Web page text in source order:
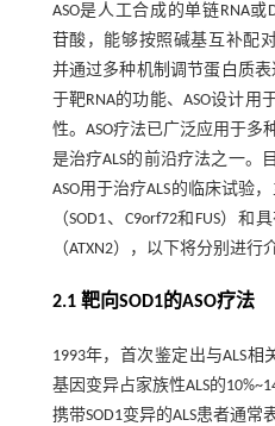
ASO是人工合成的单链RNA
苷酸，能够按照碱基互补配
并通过多种机制调节蛋白质表
于靶RNA的功能、ASO设计
性。ASO疗法已广泛应用于
是治疗ALS的前沿疗法之一。
ASO用于治疗ALS的临床试验
（SOD1、C9orf72和FUS）
（ATXN2），以下将分别进行
2.1 靶向SOD1的ASO疗法
1993年，首次鉴定出与ALS相
基因变异占家族性ALS的
携带SOD1变异的ALS患者通